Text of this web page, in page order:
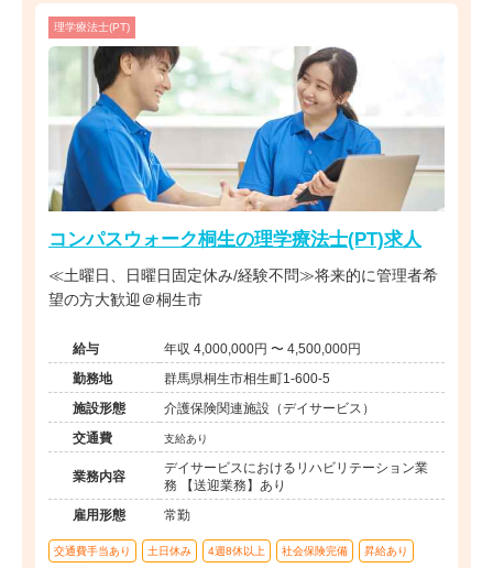
理学療法士(PT)
コンパスウォーク桐生の理学療法士(PT)求人
≪土曜日、日曜日固定休み/経験不問≫将来的に管理者希
望の方大歓迎＠桐生市
給与
年収 4,000,000円 〜 4,500,000円
勤務地
群馬県桐生市相生町1-600-5
施設形態
介護保険関連施設（デイサービス）
交通費
支給あり
業務内容
デイサービスにおけるリハビリテーション業
務 【送迎業務】あり
雇用形態
常勤
交通費手当あり 土日休み 4週8休以上 社会保険完備 昇給あり